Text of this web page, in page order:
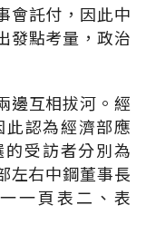
會託付，因此中
發點考量，政治
邊互相拔河。經
認為經濟部應
受訪者分別為
左右中鋼董事長
一頁表二、表